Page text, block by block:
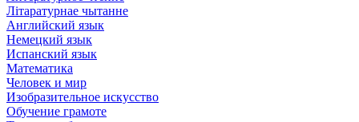
Літаратурнае чытанне
Английский язык
Немецкий язык
Испанский язык
Математика
Человек и мир
Изобразительное искусство
Обучение грамоте